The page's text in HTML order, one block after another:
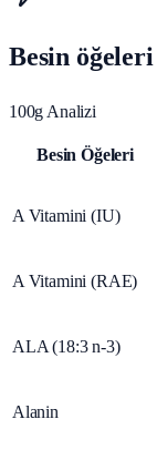
Besin
100g Analizi
Besin Öğeleri
A Vitamini (IU)
A Vitamini (RAE)
ALA (18:3 n-3)
Alanin